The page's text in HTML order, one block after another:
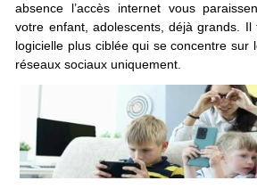
absence l’accès internet vous
votre enfant, adolescents, déjà grands.
logicielle plus ciblée qui se concentre sur
réseaux sociaux uniquement.